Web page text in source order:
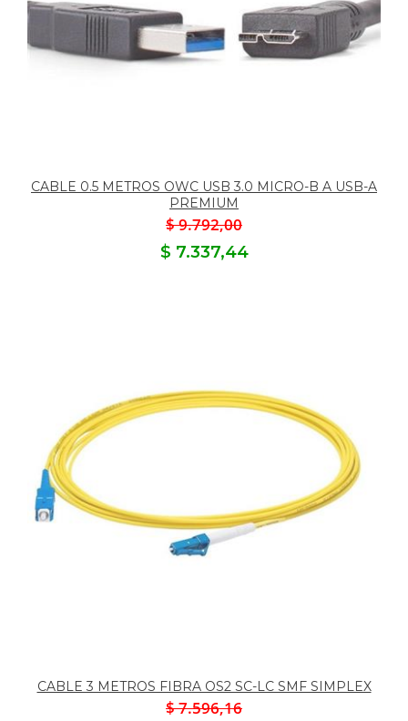
CABLE 0.5 METROS OWC USB 3.0 MICRO-B A USB-A
PREMIUM
$ 9.792,00
$ 7.337,44
CABLE 3 METROS FIBRA OS2 SC-LC SMF SIMPLEX
$ 7.596,16